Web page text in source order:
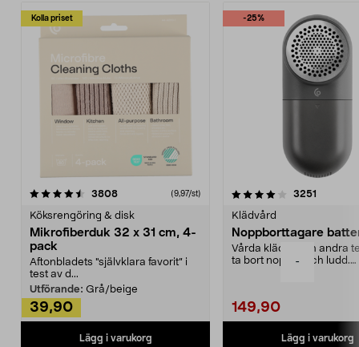
-
Kolla priset
3808recensioner (9,97/st)
Köksrengöring & disk
Mikrofiberduk 32 x 31 cm, 4-
pack
Aftonbladets "självklara favorit” i
test av d...
Utförande: Grå/beige
39,90
Lägg i varukorg
-25%
4.0av 5 stjärnor 3251
Klädvård
Noppborttagare
Vårda kläder och andra
ta bort noppor och ludd.
149,90
Lägg i varukorg
4.5av 5 stjärnor